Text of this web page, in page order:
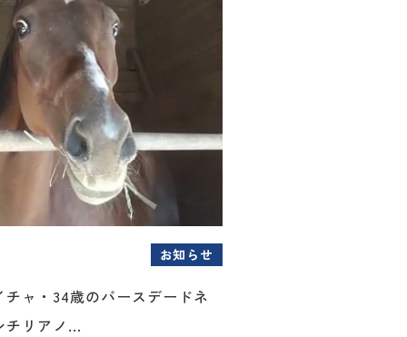
お知らせ
チャ・34歳のバースデードネ
チリアノ...